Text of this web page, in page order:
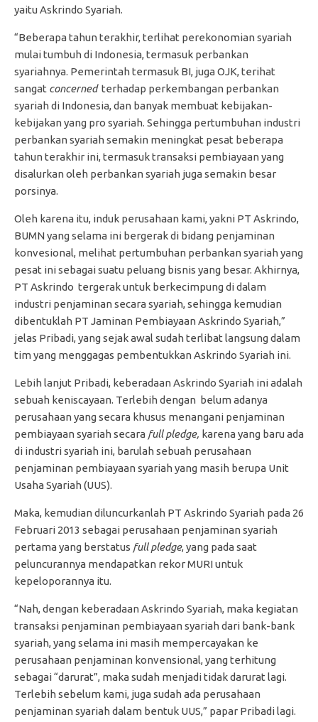
yaitu Askrindo Syariah.
“Beberapa tahun terakhir, terlihat perekonomian syariah
mulai tumbuh di Indonesia, termasuk perbankan
syariahnya. Pemerintah termasuk BI, juga OJK, terihat
sangat concernedterhadap perkembangan perbankan
syariah di Indonesia, dan banyak membuat kebijakan-
kebijakan yang pro syariah. Sehingga pertumbuhan industri
perbankan syariah semakin meningkat pesat beberapa
tahun terakhir ini, termasuk transaksi pembiayaan yang
disalurkan oleh perbankan syariah juga semakin besar
porsinya.
Oleh karena itu, induk perusahaan kami, yakni PT Askrindo,
BUMN yang selama ini bergerak di bidang penjaminan
konvesional, melihat pertumbuhan perbankan syariah yang
pesat ini sebagai suatu peluang bisnis yang besar. Akhirnya,
PT Askrindo tergerak untuk berkecimpung di dalam
industri penjaminan secara syariah, sehingga kemudian
dibentuklah PT Jaminan Pembiayaan Askrindo Syariah,”
jelas Pribadi, yang sejak awal sudah terlibat langsung dalam
tim yang menggagas pembentukkan Askrindo Syariah ini.
Lebih lanjut Pribadi, keberadaan Askrindo Syariah ini adalah
sebuah keniscayaan. Terlebih dengan belum adanya
perusahaan yang secara khusus menangani penjaminan
pembiayaan syariah secara full pledge, karena yang baru ada
di industri syariah ini, barulah sebuah perusahaan
penjaminan pembiayaan syariah yang masih berupa Unit
Usaha Syariah (UUS).
Maka, kemudian diluncurkanlah PT Askrindo Syariah pada 26
Februari 2013 sebagai perusahaan penjaminan syariah
pertama yang berstatus full pledge, yang pada saat
peluncurannya mendapatkan rekor MURI untuk
kepeloporannya itu.
“Nah, dengan keberadaan Askrindo Syariah, maka kegiatan
transaksi penjaminan pembiayaan syariah dari bank-bank
syariah, yang selama ini masih mempercayakan ke
perusahaan penjaminan konvensional, yang terhitung
sebagai “darurat”, maka sudah menjadi tidak darurat lagi.
Terlebih sebelum kami, juga sudah ada perusahaan
penjaminan syariah dalam bentuk UUS,” papar Pribadi lagi.